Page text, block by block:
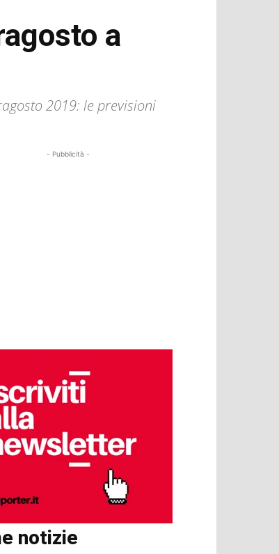
a
2019: le previsioni
- Pubblicità -
notizie